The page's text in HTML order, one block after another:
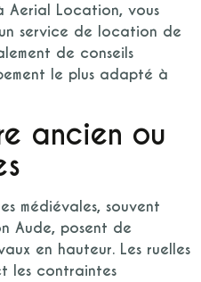
Aerial Location, vous
service de location de
de conseils
le plus adapté à
ancien ou
médiévales, souvent
Aude, posent de
en hauteur. Les ruelles
les contraintes